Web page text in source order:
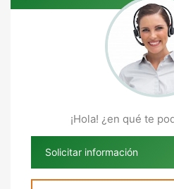
¡Hola! ¿en qué te
Solicitar información